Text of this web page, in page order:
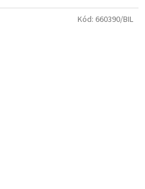
Kód: 660390/BIL